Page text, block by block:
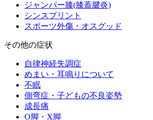
ジャンパー膝(膝蓋腱炎)
シンスプリント
スポーツ外傷・オスグッド
その他の症状
自律神経失調症
めまい・耳鳴りについて
不眠
側弯症・子どもの不良姿勢
成長痛
O脚・X脚